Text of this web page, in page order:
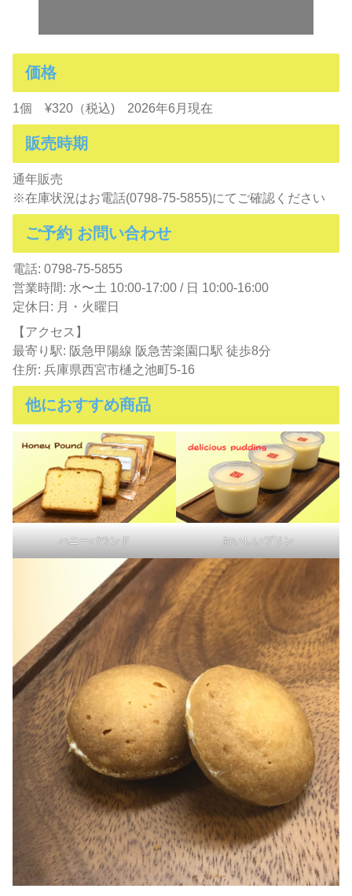
価格
1個 ¥320（税込) 2026年6月現在
販売時期
通年販売
※在庫状況はお電話(0798-75-5855)にてご確認ください
ご予約 お問い合わせ
電話: 0798-75-5855
営業時間: 水〜土 10:00-17:00 / 日 10:00-16:00
定休日: 月・火曜日
【アクセス】
最寄り駅: 阪急甲陽線 阪急苦楽園口駅 徒歩8分
住所: 兵庫県西宮市樋之池町5-16
他におすすめ商品
ハニーパウンド おいしいプリン